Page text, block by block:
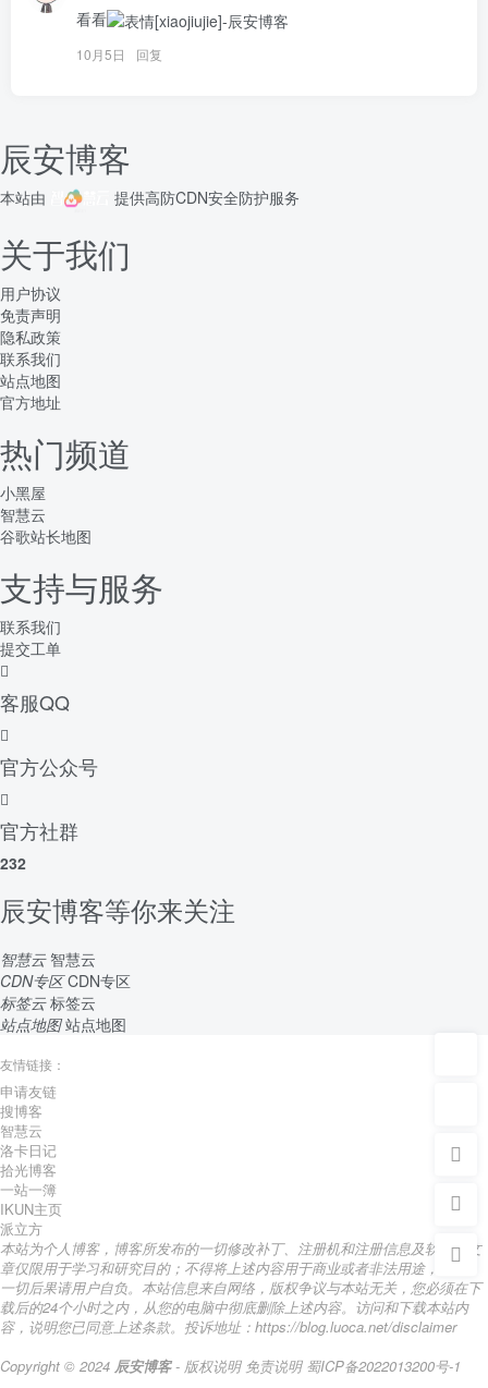
看看
10月5日 回复
辰安博客
本站由 提供高防CDN安全防护服务
关于我们
用户协议
免责声明
隐私政策
联系我们
站点地图
官方地址
热门频道
小黑屋
智慧云
谷歌站长地图
支持与服务
联系我们
提交工单
客服QQ
官方公众号
官方社群
232
辰安博客等你来关注
智慧云 智慧云
CDN专区 CDN专区
标签云 标签云
站点地图 站点地图
友情链接：
申请友链
搜博客
智慧云
洛卡日记
拾光博客
一站一簿
IKUN主页
派立方
本站为个人博客，博客所发布的一切修改补丁、注册机和注册信息及软件的文
章仅限用于学习和研究目的；不得将上述内容用于商业或者非法用途，否则，
一切后果请用户自负。本站信息来自网络，版权争议与本站无关，您必须在下
载后的24个小时之内，从您的电脑中彻底删除上述内容。访问和下载本站内
容，说明您已同意上述条款。投诉地址：https://blog.luoca.net/disclaimer
Copyright © 2024 辰安博客 - 版权说明 免责说明 蜀ICP备2022013200号-1